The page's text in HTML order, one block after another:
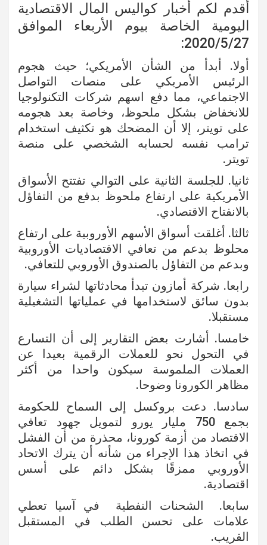
أقدم لكم أخبار كواليس المال الاقتصادية
اليومية الخاصة بيوم الأربعاء الموافق
2020/5/27:
أولا. أبدأ من الشأن الأمريكي؛ حيث هجوم
الرئيس الأمريكي على منصات التواصل
الاجتماعي، مما دفع اسهم شركات التكنولوجيا
للانخفاض بشكل ملحوظ، وخاصة بعد هجومه
على تويتر، إلا أن المضحك هو تكثيف استخدام
ترامب نفسه لحسابه الشخصي على منصة
تويتر.
ثانيا. للجلسة الثانية على التوالي تفتتح الأسواق
الأمريكية على ارتفاع ملحوظ بدفع من التفاؤل
بالانفتاح الاقتصادي.
ثالثا. أغلقت أسواق الأسهم الأوروبية على ارتفاع
محلوظ بدعم من تعافي الاقتصاديات الأوروبية
وبدعم من التفاؤل بالصندوق الأوروبي للتعافي.
رابعا. شركة أمازون تبدأ محادثاتها لشراء سيارة
بدون سائق لاستخدامها في عملياتها التشغيلية
مستقبلا.
خامسا. أشارت بعض التقارير إلى أن التسارع
في التحول نحو للعملات الرقمية بعيدا عن
العملات الملموسة سيكون واحدا من أكثر
مظاهر الكورونا وضوحا.
سادسا. دعت بروكسل إلى السماح للحكومة
بجمع 750 مليار يورو لتمويل جهود تعافي
الاقتصاد من أزمة كورونا، محذرة من أن الفشل
في اتخاذ هذا الإجراء من شأنه أن يترك الاتحاد
الأوروبي ممزقًا بشكل دائم على أسس
اقتصادية.
سابعا. الشحنات النفطية في آسيا تعطي
علامات على تحسن الطلب في المستقبل
القريب.